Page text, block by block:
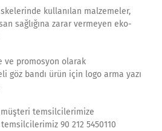
kullanılan malzemeler,
sağlığına zarar vermeyen eko-
ve promosyon olarak
göz bandı ürün için logo arma yazı
temsilcilerimize
90 212 5450110